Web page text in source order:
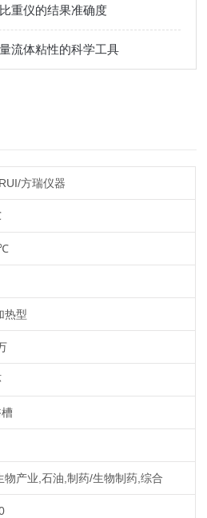
重仪的结果准确度
流体粘性的科学工具
方瑞仪器
热型
物产业,石油,制药/生物制药,综合